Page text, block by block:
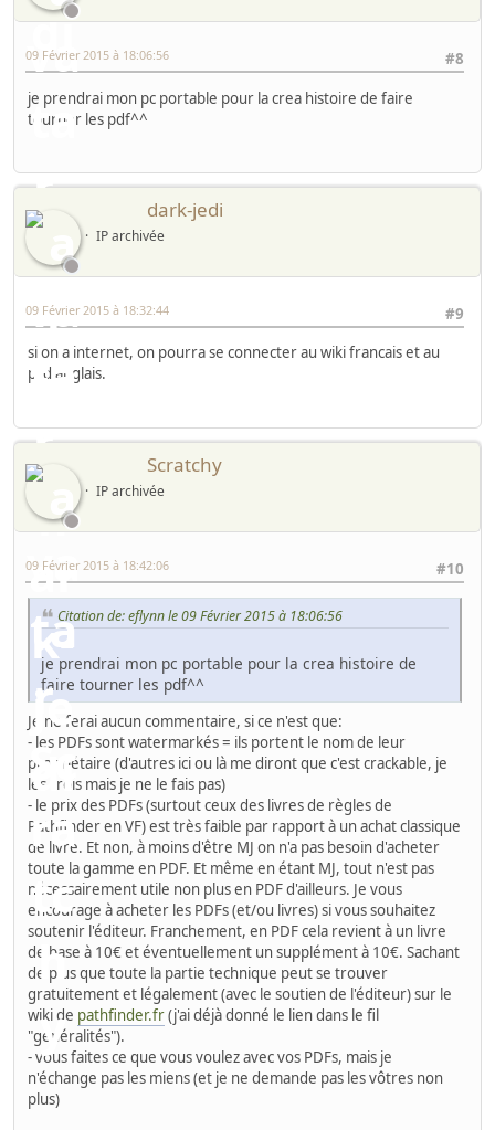
#8
09 Février 2015 à 18:06:56
je prendrai mon pc portable pour la crea histoire de faire
tourner les pdf^^
dark-jedi
IP archivée
#9
09 Février 2015 à 18:32:44
si on a internet, on pourra se connecter au wiki francais et au
prd anglais.
Scratchy
IP archivée
#10
09 Février 2015 à 18:42:06
Citation de: eflynn le 09 Février 2015 à 18:06:56
je prendrai mon pc portable pour la crea histoire de
faire tourner les pdf^^
Je ne ferai aucun commentaire, si ce n'est que:
- les PDFs sont watermarkés = ils portent le nom de leur
propriétaire (d'autres ici ou là me diront que c'est crackable, je
les crois mais je ne le fais pas)
- le prix des PDFs (surtout ceux des livres de règles de
Pathfinder en VF) est très faible par rapport à un achat classique
de livre. Et non, à moins d'être MJ on n'a pas besoin d'acheter
toute la gamme en PDF. Et même en étant MJ, tout n'est pas
nécessairement utile non plus en PDF d'ailleurs. Je vous
encourage à acheter les PDFs (et/ou livres) si vous souhaitez
soutenir l'éditeur. Franchement, en PDF cela revient à un livre
de base à 10€ et éventuellement un supplément à 10€. Sachant
de plus que toute la partie technique peut se trouver
gratuitement et légalement (avec le soutien de l'éditeur) sur le
wiki de pathfinder.fr(j'ai déjà donné le lien dans le fil
"généralités").
- vous faites ce que vous voulez avec vos PDFs, mais je
n'échange pas les miens (et je ne demande pas les vôtres non
plus)